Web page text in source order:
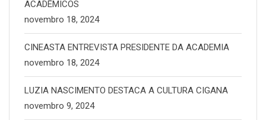
ACADÊMICOS
novembro 18, 2024
CINEASTA ENTREVISTA PRESIDENTE DA ACADEMIA
novembro 18, 2024
LUZIA NASCIMENTO DESTACA A CULTURA CIGANA
novembro 9, 2024